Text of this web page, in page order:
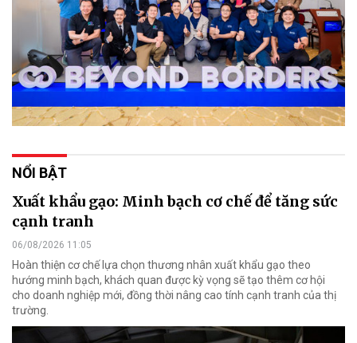
NỔI BẬT
Xuất khẩu gạo: Minh bạch cơ chế để tăng sức
cạnh tranh
06/08/2026 11:05
Hoàn thiện cơ chế lựa chọn thương nhân xuất khẩu gạo theo
hướng minh bạch, khách quan được kỳ vọng sẽ tạo thêm cơ hội
cho doanh nghiệp mới, đồng thời nâng cao tính cạnh tranh của thị
trường.